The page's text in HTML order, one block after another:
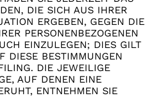
DIE SICH AUS IHRER
ERGEBEN, GEGEN DIE
PERSONENBEZOGENEN
EINZULEGEN; DIES GILT
DIESE BESTIMMUNGEN
DIE JEWEILIGE
AUF DENEN EINE
ENTNEHMEN SIE